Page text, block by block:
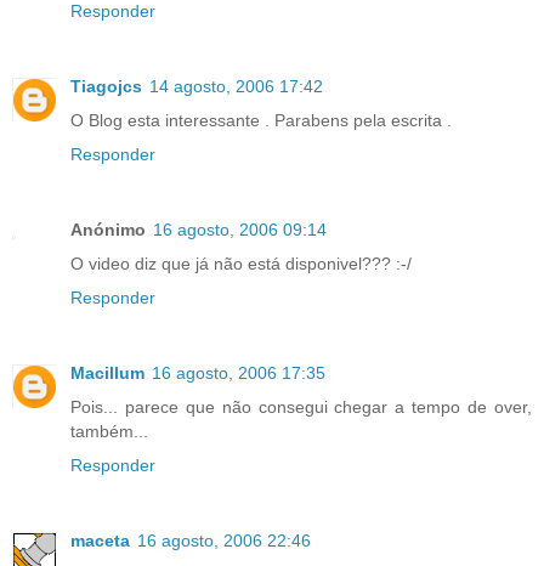
Responder
Tiagojcs 14 agosto, 2006 17:42
O Blog esta interessante . Parabens pela escrita .
Responder
Anónimo 16 agosto, 2006 09:14
O video diz que já não está disponivel??? :-/
Responder
Macillum 16 agosto, 2006 17:35
Pois... parece que não consegui chegar a tempo de over,
também...
Responder
maceta 16 agosto, 2006 22:46